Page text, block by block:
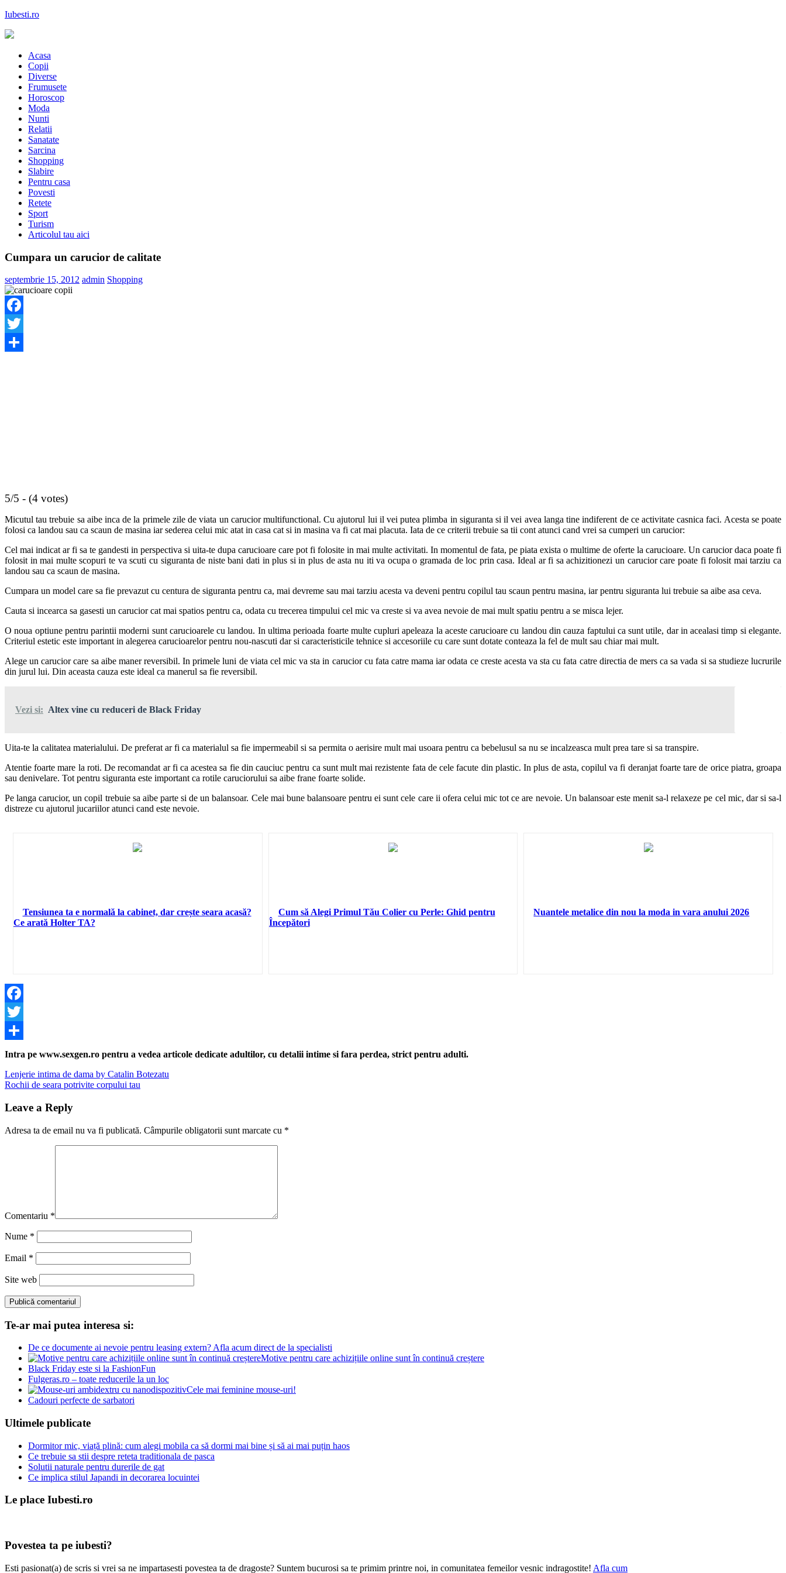
Skip
content
Iubesti.ro
Acasa
Copii
Diverse
Frumusete
Horoscop
Moda
Nunti
Relatii
Sanatate
Sarcina
Shopping
Slabire
Pentru casa
Povesti
Retete
Sport
Turism
Articolul tau aici
Cumpara un carucior de calitate
septembrie 15, 2012 admin Shopping
Facebook
Twitter
5/5 - (4 votes)
Micutul tau trebuie sa aibe inca de la primele zile de viata un carucior multifunctional. Cu ajutorul lui il vei putea plimba in siguranta si il vei avea langa tine indiferent de ce activitate casnica faci. Acesta se poate
folosi ca landou sau ca scaun de masina iar sederea celui mic atat in casa cat si in masina va fi cat mai placuta. Iata de ce criterii trebuie sa tii cont atunci cand vrei sa cumperi un carucior:
Cel mai indicat ar fi sa te gandesti in perspectiva si uita-te dupa carucioare care pot fi folosite in mai multe activitati. In momentul de fata, pe piata exista o multime de oferte la carucioare. Un carucior daca poate fi
folosit in mai multe scopuri te va scuti cu siguranta de niste bani dati in plus si in plus de asta nu iti va ocupa o gramada de loc prin casa. Ideal ar fi sa achizitionezi un carucior care poate fi folosit mai tarziu ca
landou sau ca scaun de masina.
Cumpara un model care sa fie prevazut cu centura de siguranta pentru ca, mai devreme sau mai tarziu acesta va deveni pentru copilul tau scaun pentru masina, iar pentru siguranta lui trebuie sa aibe asa ceva.
Cauta si incearca sa gasesti un carucior cat mai spatios pentru ca, odata cu trecerea timpului cel mic va creste si va avea nevoie de mai mult spatiu pentru a se misca lejer.
O noua optiune pentru parintii moderni sunt carucioarele cu landou. In ultima perioada foarte multe cupluri apeleaza la aceste carucioare cu landou din cauza faptului ca sunt utile, dar in acealasi timp si elegante.
Criteriul estetic este important in alegerea carucioarelor pentru nou-nascuti dar si caracteristicile tehnice si accesoriile cu care sunt dotate conteaza la fel de mult sau chiar mai mult.
Alege un carucior care sa aibe maner reversibil. In primele luni de viata cel mic va sta in carucior cu fata catre mama iar odata ce creste acesta va sta cu fata catre directia de mers ca sa vada si sa studieze lucrurile
din jurul lui. Din aceasta cauza este ideal ca manerul sa fie reversibil.
Vezi si: Altex vine cu reduceri de Black Friday
Uita-te la calitatea materialului. De preferat ar fi ca materialul sa fie impermeabil si sa permita o aerisire mult mai usoara pentru ca bebelusul sa nu se incalzeasca mult prea tare si sa transpire.
Atentie foarte mare la roti. De recomandat ar fi ca acestea sa fie din cauciuc pentru ca sunt mult mai rezistente fata de cele facute din plastic. In plus de asta, copilul va fi deranjat foarte tare de orice piatra, groapa
sau denivelare. Tot pentru siguranta este important ca rotile caruciorului sa aibe frane foarte solide.
Pe langa carucior, un copil trebuie sa aibe parte si de un balansoar. Cele mai bune balansoare pentru ei sunt cele care ii ofera celui mic tot ce are nevoie. Un balansoar este menit sa-l relaxeze pe cel mic, dar si sa-l
distreze cu ajutorul jucariilor atunci cand este nevoie.
Tensiunea ta e normală la cabinet, dar crește seara acasă?
Ce arată Holter TA?
Cum să Alegi Primul Tău Colier cu Perle: Ghid pentru
Începători
Nuantele metalice din nou la moda in vara anului 2026
Facebook
Twitter
Share
Intra pe www.sexgen.ro pentru a vedea articole dedicate adultilor, cu detalii intime si fara perdea, strict pentru adulti.
Navigare
în
articole
Previous
Post:
Lenjerie intima de dama by Catalin Botezatu
Next
Rochii de seara potrivite corpului tau
Leave a Reply
Adresa ta de email nu va fi publicată. Câmpurile obligatorii sunt marcate cu *
Comentariu *
Nume *
Email *
Site web
Te-ar mai putea interesa si:
De ce documente ai nevoie pentru leasing extern? Afla acum direct de la specialisti
Motive pentru care achizițiile online sunt în continuă creștere
Black Friday este si la FashionFun
Fulgeras.ro – toate reducerile la un loc
Cele mai feminine mouse-uri!
Cadouri perfecte de sarbatori
Ultimele publicate
Dormitor mic, viață plină: cum alegi mobila ca să dormi mai bine și să ai mai puțin haos
Ce trebuie sa stii despre reteta traditionala de pasca
Solutii naturale pentru durerile de gat
Ce implica stilul Japandi in decorarea locuintei
Le place Iubesti.ro
Povestea ta pe iubesti?
Esti pasionat(a) de scris si vrei sa ne impartasesti povestea ta de dragoste? Suntem bucurosi sa te primim printre noi, in comunitatea femeilor vesnic indragostite! Afla cum